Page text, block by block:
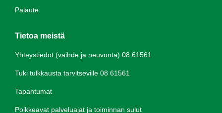
Palaute
Tietoa meistä
Yhteystiedot (vaihde ja neuvonta) 08 61561
Tuki tulkkausta tarvitseville 08 61561
Tapahtumat
Poikkeavat palveluajat ja toiminnan sulut